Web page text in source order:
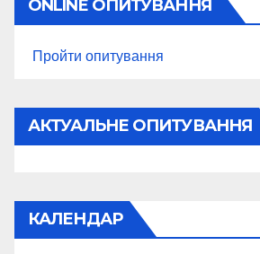
ONLINE ОПИТУВАННЯ
Пройти опитування
АКТУАЛЬНЕ ОПИТУВАННЯ
КАЛЕНДАР